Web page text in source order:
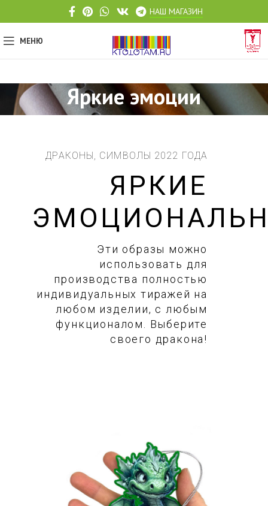
НАШ МАГАЗИН
МЕНЮ
Яркие эмоции
ДРАКОНЫ, СИМВОЛЫ 2022 ГОДА
ЯРКИЕ
Эти образы можно
использовать для
производства полностью
индивидуальных тиражей на
любом изделии, с любым
функционалом. Выберите
своего дракона!